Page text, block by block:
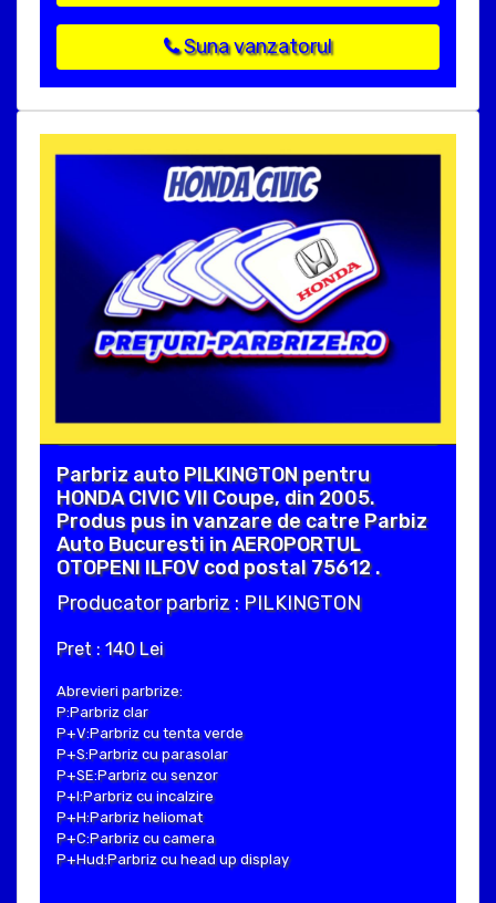
Suna vanzatorul
Parbriz auto PILKINGTON pentru
HONDA CIVIC VII Coupe, din 2005.
Produs pus in vanzare de catre Parbiz
Auto Bucuresti in AEROPORTUL
OTOPENI ILFOV cod postal 75612 .
Producator parbriz : PILKINGTON
Pret : 140 Lei
Abrevieri parbrize:
P:Parbriz clar
P+V:Parbriz cu tenta verde
P+S:Parbriz cu parasolar
P+SE:Parbriz cu senzor
P+I:Parbriz cu incalzire
P+H:Parbriz heliomat
P+C:Parbriz cu camera
P+Hud:Parbriz cu head up display